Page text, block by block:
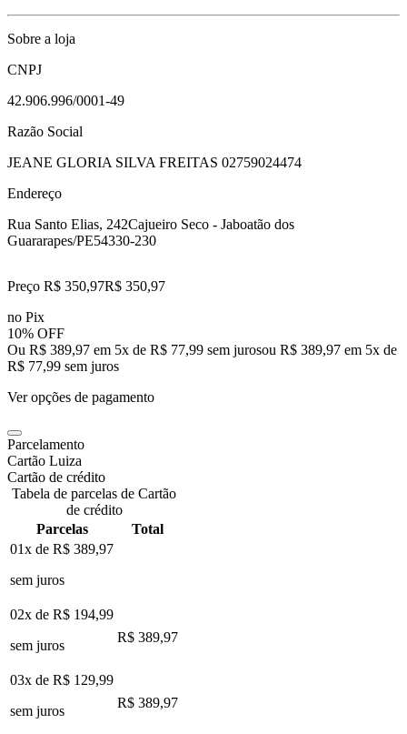
Sobre a loja
CNPJ
42.906.996/0001-49
Razão Social
JEANE GLORIA SILVA FREITAS 02759024474
Endereço
Rua Santo Elias, 242Cajueiro Seco - Jaboatão dos
Guararapes/PE54330-230
Preço R$ 350,97R$ 350,97
no Pix
10% OFF
Ou R$ 389,97 em 5x de R$ 77,99 sem jurosou R$ 389,97 em 5x de
R$ 77,99 sem juros
Ver opções de pagamento
Parcelamento
Cartão Luiza
Cartão de crédito
Tabela de parcelas de Cartão
de crédito
Parcelas
Total
01x de R$ 389,97
sem juros
02x de R$ 194,99
sem juros
R$ 389,97
03x de R$ 129,99
sem juros
R$ 389,97